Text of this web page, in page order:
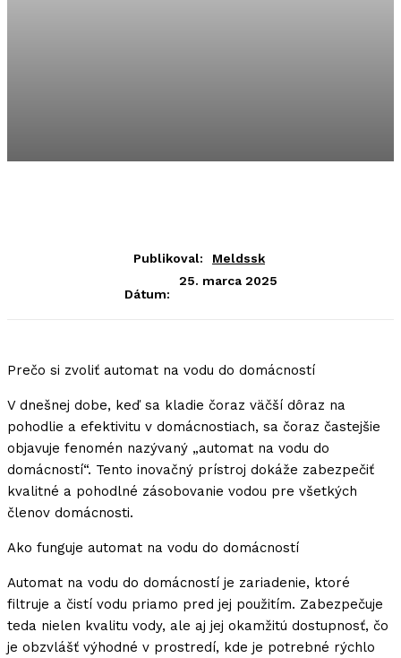
Publikoval: Meldssk
Dátum:
25. marca 2025
Prečo si zvoliť automat na vodu do domácností
V dnešnej dobe, keď sa kladie čoraz väčší dôraz na
pohodlie a efektivitu v domácnostiach, sa čoraz častejšie
objavuje fenomén nazývaný „automat na vodu do
domácností“. Tento inovačný prístroj dokáže zabezpečiť
kvalitné a pohodlné zásobovanie vodou pre všetkých
členov domácnosti.
Ako funguje automat na vodu do domácností
Automat na vodu do domácností je zariadenie, ktoré
filtruje a čistí vodu priamo pred jej použitím. Zabezpečuje
teda nielen kvalitu vody, ale aj jej okamžitú dostupnosť, čo
je obzvlášť výhodné v prostredí, kde je potrebné rýchlo